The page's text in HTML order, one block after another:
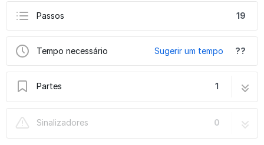
Passos 19
Tempo necessário Sugerir um tempo ??
Partes 1
Pacote unitário
Sinalizadores
0